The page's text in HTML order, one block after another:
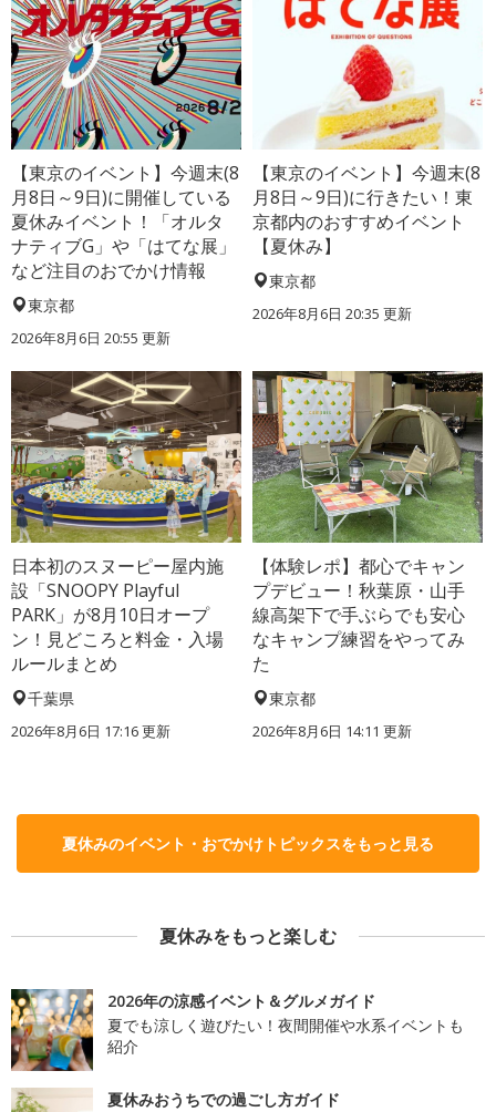
【東京のイベント】今週末(8
月8日～9日)に開催している
夏休みイベント！「オルタ
ナティブG」や「はてな展」
など注目のおでかけ情報
東京都
2026年8月6日 20:55 更新
【東京のイベント】今週末(8
月8日～9日)に行きたい！東
京都内のおすすめイベント
【夏休み】
東京都
2026年8月6日 20:35 更新
日本初のスヌーピー屋内施
設「SNOOPY Playful
PARK」が8月10日オープ
ン！見どころと料金・入場
ルールまとめ
千葉県
2026年8月6日 17:16更新
【体験レポ】都心でキャン
プデビュー！秋葉原・山手
線高架下で手ぶらでも安心
なキャンプ練習をやってみ
た
東京都
2026年8月6日 14:11 更新
夏休みのイベント・おでかけトピックスをもっと見る
夏休みをもっと楽しむ
2026年の涼感イベント＆グルメガイド
夏でも涼しく遊びたい！夜間開催や水系イベントも
紹介
夏休みおうちでの過ごし方ガイド